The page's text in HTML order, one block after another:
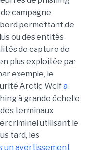
campagne
bord permettant de
ou des entités
de capture de
plus exploitée par
exemple, le
Arctic Wolfa
à grande échelle
terminaux
utilisant le
tard, les
un avertissement